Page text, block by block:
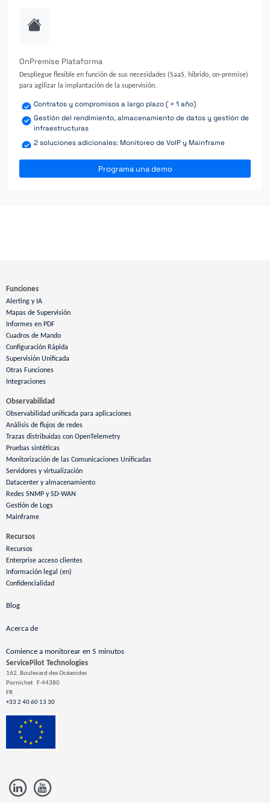
OnPremise Plataforma
Despliegue flexible en función de sus necesidades (SaaS, híbrido, on-premise)
para agilizar la implantación de la supervisión.
Contratos y compromisos a largo plazo ( > 1 año)
Gestión del rendimiento, almacenamiento de datos y gestión de
infraestructuras
2 soluciones adicionales: Monitoreo de VoIP y Mainframe
Programa una demo
ServicePilot Technologies
162, Boulevard des Océanides
Pornichet F-44380
FR
+33 2 40 60 13 30
Funciones
Alerting y IA
Mapas de Supervisión
Informes en PDF
Cuadros de Mando
Configuración Rápida
Supervisión Unificada
Otras Funciones
Integraciones
Observabilidad
Observabilidad unificada para aplicaciones
Análisis de flujos de redes
Trazas distribuidas con OpenTelemetry
Pruebas sintéticas
Monitorización de las Comunicaciones Unificadas
Servidores y virtualización
Datacenter y almacenamiento
Redes SNMP y SD-WAN
Gestión de Logs
Mainframe
Recursos
Recursos
Enterprise acceso clientes
Información legal (en)
Confidencialidad
Blog
Acerca de
Comience a monitorear en 5 minutos